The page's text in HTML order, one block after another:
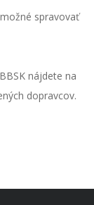
spravovať
nájdete na
dopravcov.